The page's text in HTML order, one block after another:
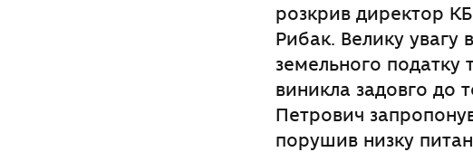
розкрив директор
Рибак. Велику увагу
земельного
виникла задовго до
Петрович
порушив низку